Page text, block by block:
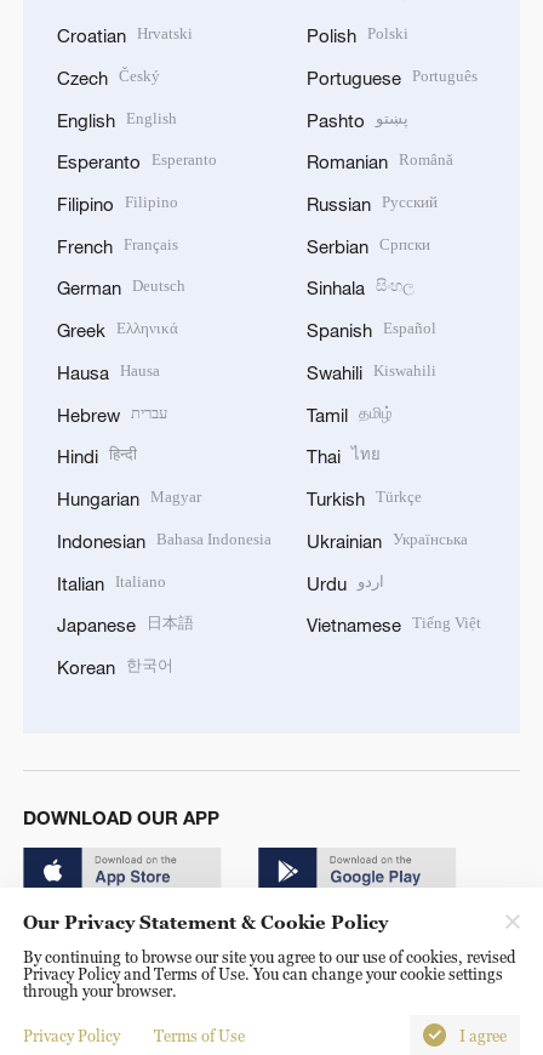
Croatian Hrvatski
Czech Český
English English
Esperanto Esperanto
Filipino Filipino
French Français
German Deutsch
Greek Ελληνικά
Hausa Hausa
Hebrew עברית
Hindi हिन्दी
Hungarian Magyar
Indonesian Bahasa Indonesia
Italian Italiano
Japanese 日本語
Korean 한국어
Polish Polski
Portuguese Português
Pashto پښتو
Romanian Română
Russian Русский
Serbian Српски
Sinhala සිංහල
Spanish Español
Swahili Kiswahili
Tamil தமிழ்
Thai ไทย
Turkish Türkçe
Ukrainian Українська
Urdu اردو
Vietnamese Tiếng Việt
DOWNLOAD OUR APP
© China Radio International.CRI. All Rights Reserved. 16A
Shijingshan Road, Beijing, China. 100040
Our Privacy Statement & Cookie Policy
By continuing to browse our site you agree to our use of cookies, revised
Privacy Policy and Terms of Use. You can change your cookie settings
through your browser.
Privacy Policy Terms of Use I agree